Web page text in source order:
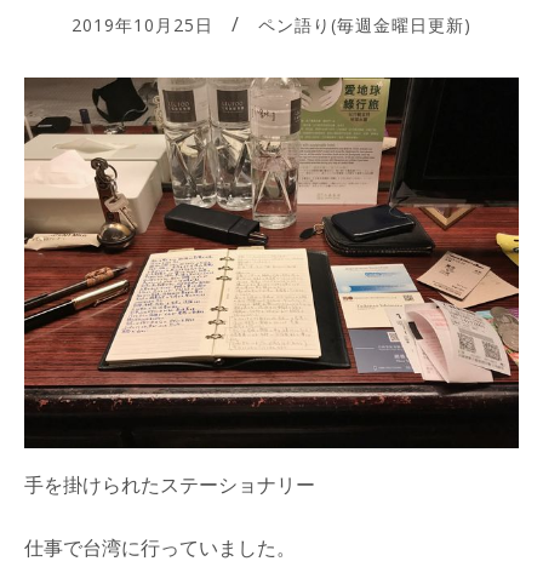
2019年10月25日 ペン語り(毎週金曜日更新)
手を掛けられたステーショナリー
仕事で台湾に行っていました。